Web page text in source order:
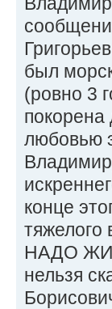
был
(ровно 3
любовью
конце
тяжелого
НАДО
нельзя